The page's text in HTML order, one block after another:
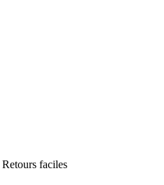
Retours faciles